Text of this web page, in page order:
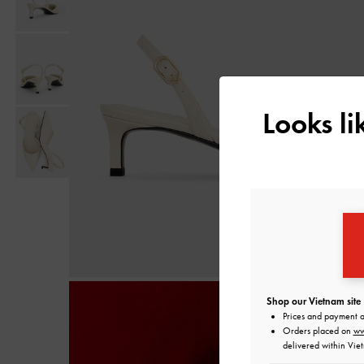
Looks
Shop our Vietnam site
Prices and payment
Orders placed on
delivered within